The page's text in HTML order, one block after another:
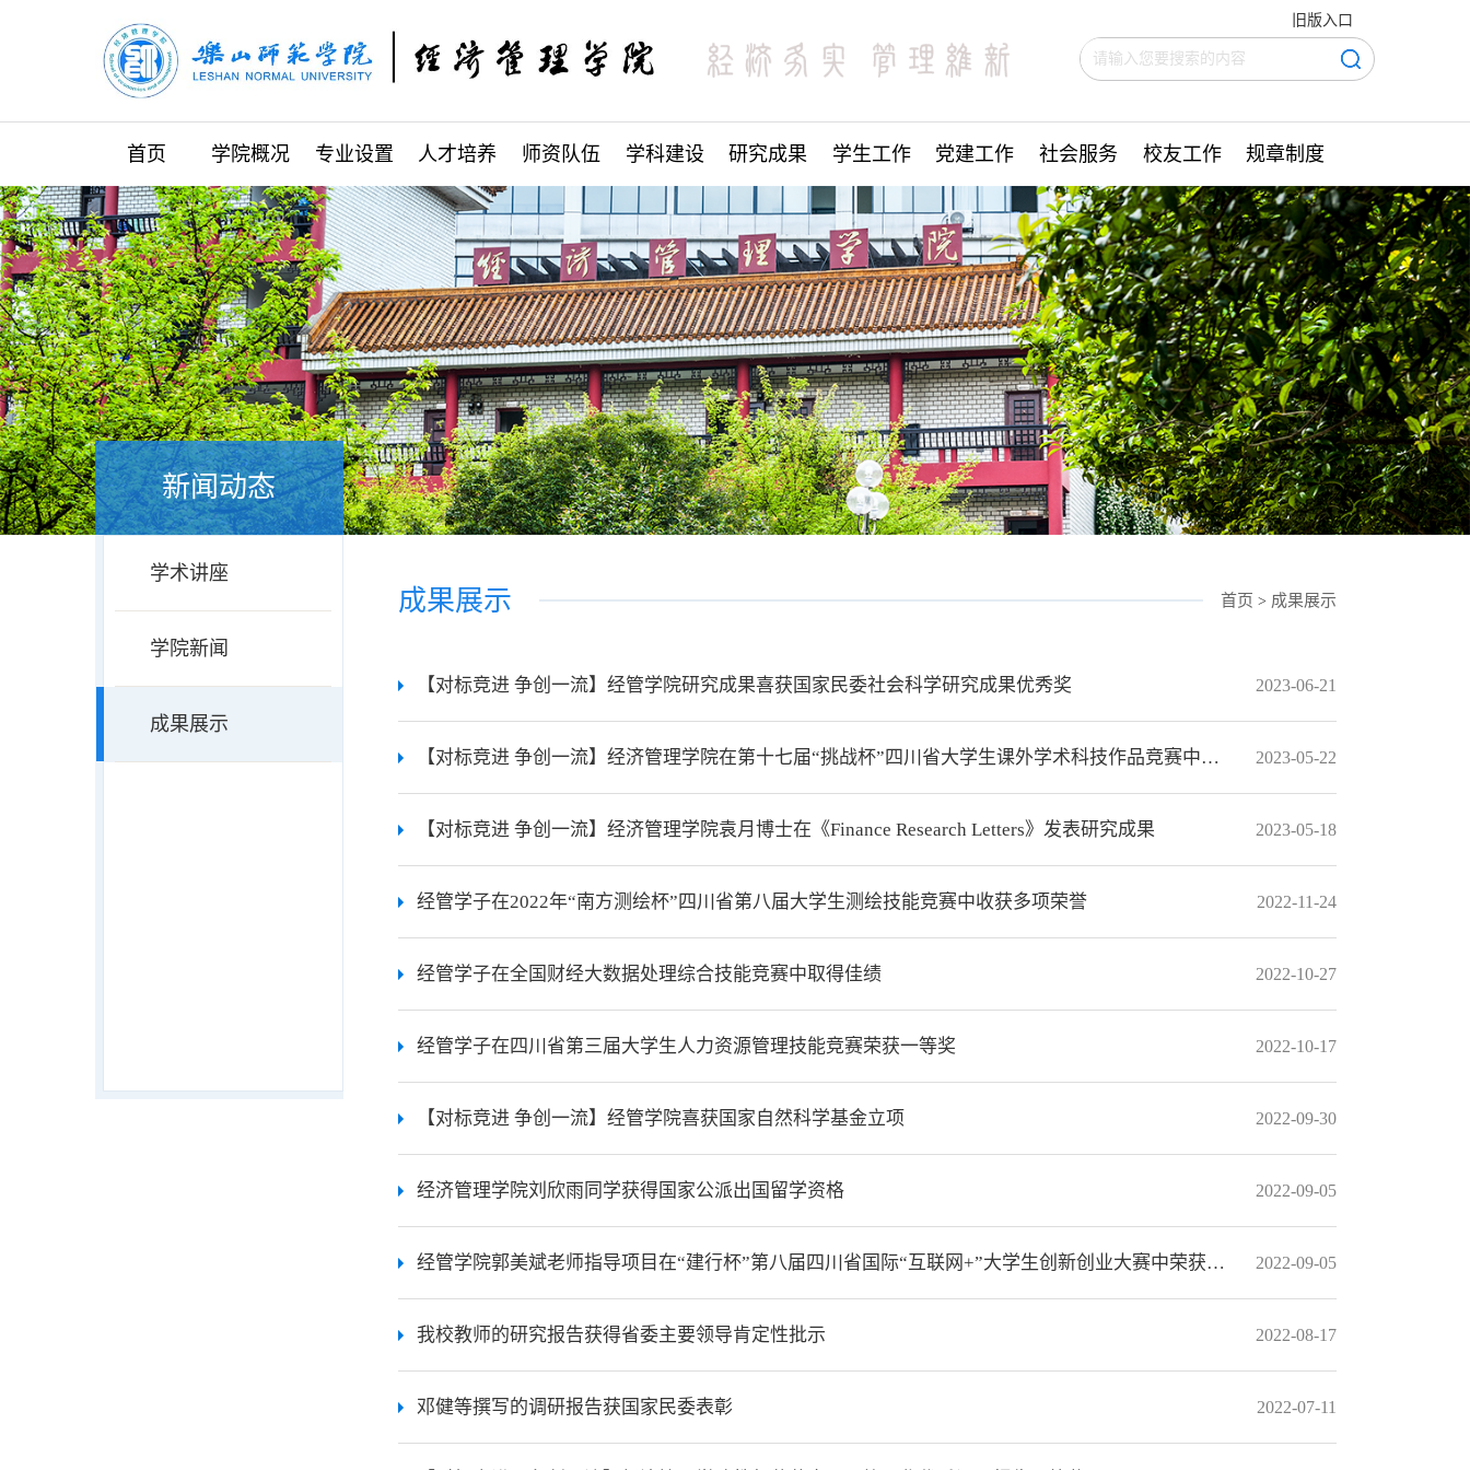
旧版入口
首页 学院概况 专业设置 人才培养 师资队伍 学科建设 研究成果 学生工作 党建工作 社会服务 校友工作 规章制度
新闻动态
学术讲座
学院新闻
成果展示
首页 > 成果展示
成果展示
【对标竞进 争创一流】经管学院研究成果喜获国家民委社会科学研究成果优秀奖 2023-06-21
【对标竞进 争创一流】经济管理学院在第十七届“挑战杯”四川省大学生课外学术科技作品竞赛中取得佳绩 2023-05-22
【对标竞进 争创一流】经济管理学院袁月博士在《Finance Research Letters》发表研究成果 2023-05-18
经管学子在2022年“南方测绘杯”四川省第八届大学生测绘技能竞赛中收获多项荣誉 2022-11-24
经管学子在全国财经大数据处理综合技能竞赛中取得佳绩 2022-10-27
经管学子在四川省第三届大学生人力资源管理技能竞赛荣获一等奖 2022-10-17
【对标竞进 争创一流】经管学院喜获国家自然科学基金立项 2022-09-30
经济管理学院刘欣雨同学获得国家公派出国留学资格 2022-09-05
经管学院郭美斌老师指导项目在“建行杯”第八届四川省国际“互联网+”大学生创新创业大赛中荣获金奖 2022-09-05
我校教师的研究报告获得省委主要领导肯定性批示 2022-08-17
邓健等撰写的调研报告获国家民委表彰 2022-07-11